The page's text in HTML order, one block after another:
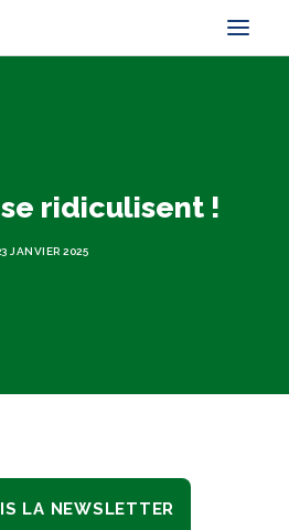
ridiculisent !
JANVIER 2025
LA NEWSLETTER